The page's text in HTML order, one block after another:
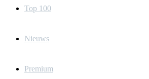
Top 100
Nieuws
Premium